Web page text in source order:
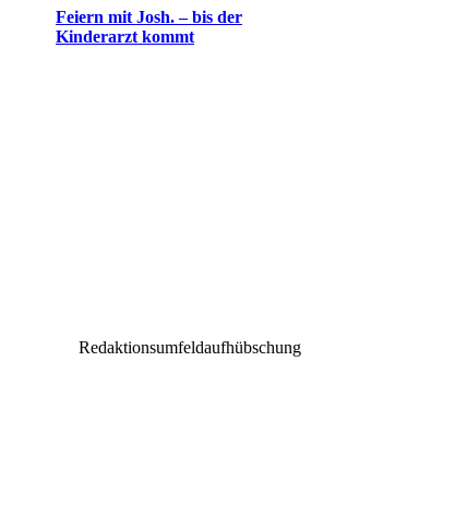
Feiern mit Josh. – bis der
Kinderarzt kommt
Redaktionsumfeldaufhübschung